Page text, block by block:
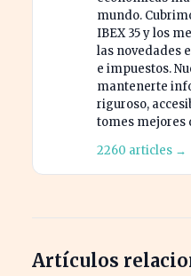
mundo.
IBEX 35 y los
las novedades
e impuestos.
mantenerte
riguroso,
tomes mejores
2260 articles →
Artículos